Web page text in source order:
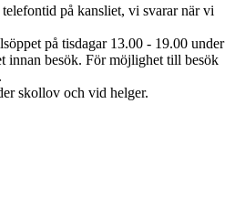
på kansliet, vi svarar när vi
på tisdagar 13.00 - 19.00 under
innan besök. För möjlighet till besök
skollov och vid helger.